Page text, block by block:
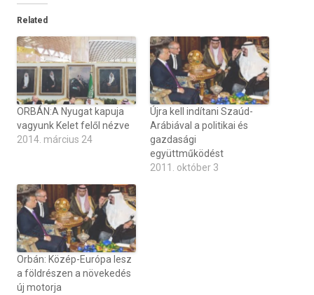
Related
ORBÁN:A Nyugat kapuja
vagyunk Kelet felől nézve
2014. március 24
Újra kell indítani Szaúd-
Arábiával a politikai és
gazdasági
együttműködést
2011. október 3
Orbán: Közép-Európa lesz
a földrészen a növekedés
új motorja